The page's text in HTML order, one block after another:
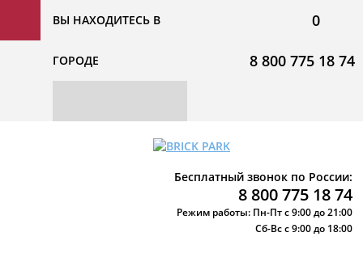
ВЫ НАХОДИТЕСЬ В
ГОРОДЕ
0
8 800 775 18 74
Бесплатный звонок по России:
8 800 775 18 74
Режим работы: Пн-Пт с 9:00 до 21:00
Сб-Вс с 9:00 до 18:00